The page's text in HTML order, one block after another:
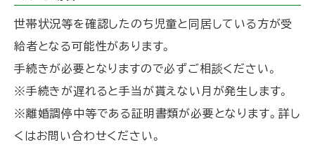
世帯状況等を確認したのち児童と同居している方が受
給者となる可能性があります。
手続きが必要となりますので必ずご相談ください。
※手続きが遅れると手当が貰えない月が発生します。
※離婚調停中等である証明書類が必要となります。詳し
くはお問い合わせください。